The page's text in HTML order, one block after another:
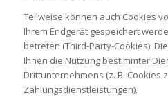
Teilweise können auch Cookies
Ihrem Endgerät gespeichert
betreten (Third-Party-Cookies).
Ihnen die Nutzung bestimmter
Drittunternehmens (z. B. Cookies
Zahlungsdienstleistungen).